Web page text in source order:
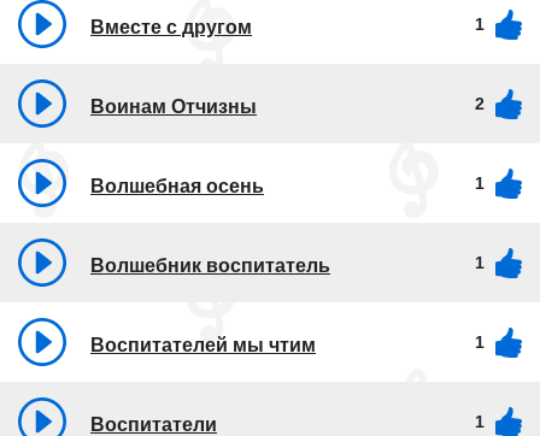
Вместе с другом 1
Воинам Отчизны 2
Волшебная осень 1
Волшебник воспитатель 1
Воспитателей мы чтим 1
Воспитатели 1